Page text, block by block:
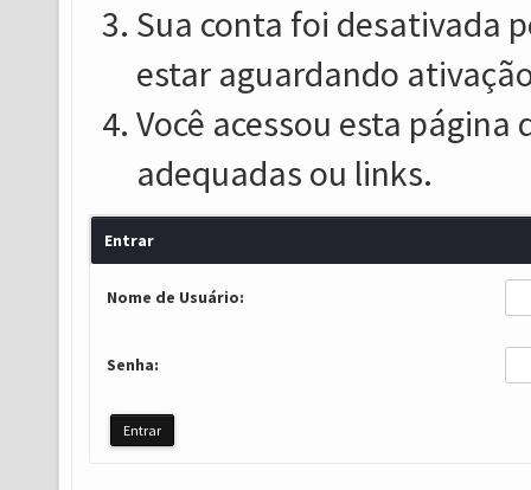
Sua conta foi desativada
estar aguardando
Você acessou esta
adequadas ou links.
Entrar
Nome de Usuário:
Senha: